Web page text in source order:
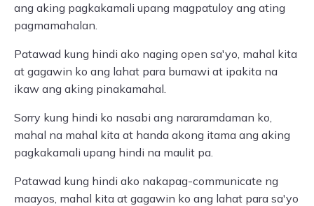
ang aking pagkakamali upang magpatuloy ang ating
pagmamahalan.
Patawad kung hindi ako naging open sa'yo, mahal kita
at gagawin ko ang lahat para bumawi at ipakita na
ikaw ang aking pinakamahal.
Sorry kung hindi ko nasabi ang nararamdaman ko,
mahal na mahal kita at handa akong itama ang aking
pagkakamali upang hindi na maulit pa.
Patawad kung hindi ako nakapag-communicate ng
maayos, mahal kita at gagawin ko ang lahat para sa'yo